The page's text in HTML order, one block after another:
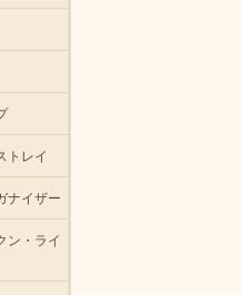
トレイ
ナイザー
ン・ライ